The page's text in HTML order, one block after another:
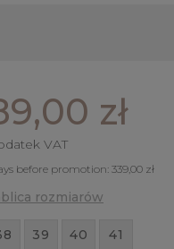
zł
VAT
before promotion: 339,00 zł
rozmiarów
39 40 41